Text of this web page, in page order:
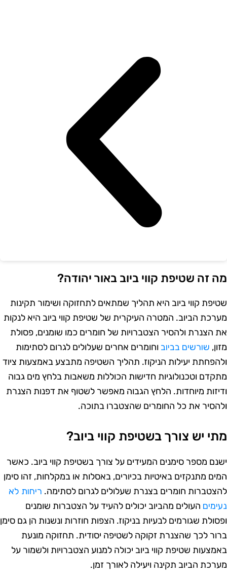
זה שטיפת קווי ביוב באור יהודה?
קווי ביוב היא תהליך שמתאים לתחזוקה ושימור תקינות
הביוב. המטרה העיקרית של שטיפת קווי ביוב היא לנקות
הצנרת ולהסיר הצטברויות של חומרים כמו שומנים, פסולת
שורשים בביובוחומרים אחרים שעלולים לגרום לסתימות
יעילות הניקוז. תהליך השטיפה מתבצע באמצעות ציוד
וטכנולוגיות חדישות הכוללות משאבות בלחץ מים גבוה
מיוחדות. הלחץ הגבוה מאפשר לשטוף את דפנות הצנרת
את כל החומרים שהצטברו בתוכה.
יש צורך בשטיפת קווי ביוב?
מספר סימנים המעידים על צורך בשטיפת קווי ביוב. כאשר
מתנקזים באיטיות בכיורים, באסלות או במקלחות, זהו סימן
חומרים בצנרת שעלולים לגרום לסתימה.ריחות לא
העולים מהביוב יכולים להעיד על הצטברות שומנים
שגורמים לבעיות בניקוז. הצפות חוזרות ונשנות הן גם סימן
לכך שהצנרת זקוקה לשטיפה יסודית. תחזוקה מונעת
שטיפת קווי ביוב יכולה למנוע הצטברויות ולשמור על
הביוב תקינה ויעילה לאורך זמן.